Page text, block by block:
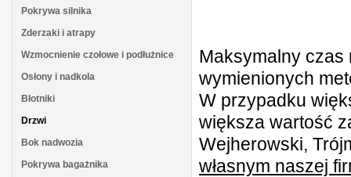
Pokrywa silnika
Zderzaki i atrapy
Wzmocnienie czołowe i podłużnice
Osłony i nadkola
Błotniki
Drzwi
Bok nadwozia
Pokrywa bagażnika
Maksymalny czas
wymienionych
W przypadku
większa wartość
Wejherowski,
własnym naszej